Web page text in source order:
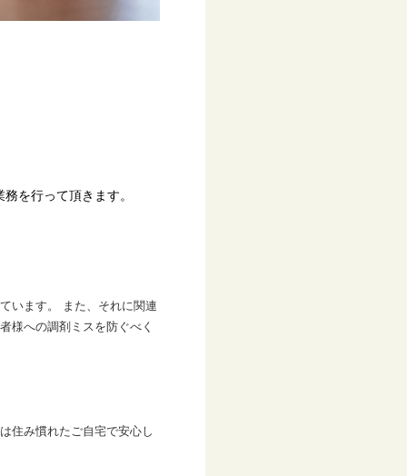
を行って頂きます。
います。 また、それに関連
様への調剤ミスを防ぐべく
住み慣れたご自宅で安心し